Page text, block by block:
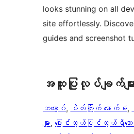
looks stunning on all
site effortlessly.
guides and screenshot
အ​ထူး​ပြု​လုပ်​ချက်​မျာ
ဘလော့ဂ်, စိတ်ကြိုက် နောက်ခံ,
များ, ပြောင်းလွယ်ပြင်လွယ်ရှိသော